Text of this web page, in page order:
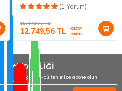
(1 Yorum)
15.472,76TL
12.749,56 TL KDV
dahil
ABONELİĞİ
olmak için e-bültenimize abone olun.